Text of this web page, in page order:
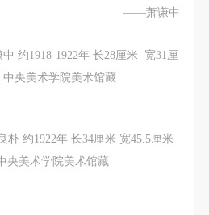
——萧谦中
约1918-1922年 长28厘米 宽31厘
央美术学院美术馆藏
朴 约1922年 长34厘米 宽45.5厘米
央美术学院美术馆藏